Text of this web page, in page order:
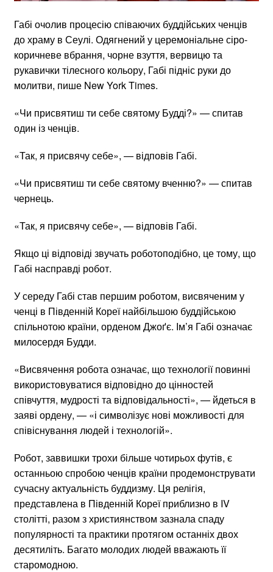
Габі очолив процесію співаючих буддійських ченців
до храму в Сеулі. Одягнений у церемоніальне сіро-
коричневе вбрання, чорне взуття, вервицю та
рукавички тілесного кольору, Габі підніс руки до
молитви, пише New York Times.
«Чи присвятиш ти себе святому Будді?» — спитав
один із ченців.
«Так, я присвячу себе», — відповів Габі.
«Чи присвятиш ти себе святому вченню?» — спитав
чернець.
«Так, я присвячу себе», — відповів Габі.
Якщо ці відповіді звучать роботоподібно, це тому, що
Габі насправді робот.
У середу Габі став першим роботом, висвяченим у
ченці в Південній Кореї найбільшою буддійською
спільнотою країни, орденом Джоґє. Ім’я Габі означає
милосердя Будди.
«Висвячення робота означає, що технології повинні
використовуватися відповідно до цінностей
співчуття, мудрості та відповідальності», — йдеться в
заяві ордену, — «і символізує нові можливості для
співіснування людей і технологій».
Робот, заввишки трохи більше чотирьох футів, є
останньою спробою ченців країни продемонструвати
сучасну актуальність буддизму. Ця релігія,
представлена ​​в Південній Кореї приблизно в IV
столітті, разом з християнством зазнала спаду
популярності та практики протягом останніх двох
десятиліть. Багато молодих людей вважають її
старомодною.